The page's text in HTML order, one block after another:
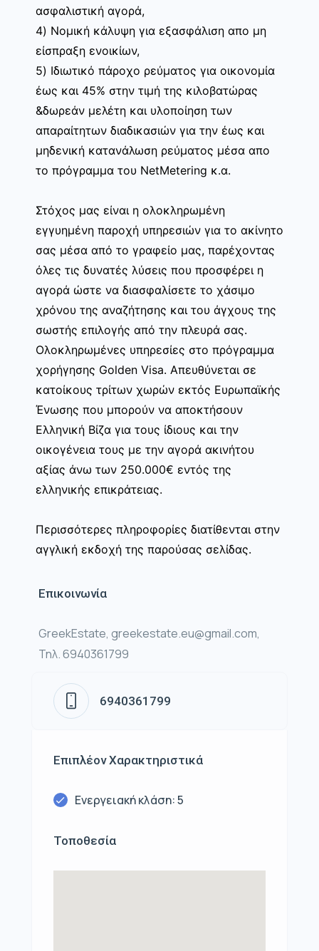
ασφαλιστική αγορά,
4) Νομική κάλυψη για εξασφάλιση απο μη
είσπραξη ενοικίων,
5) Ιδιωτικό πάροχο ρεύματος για οικονομία
έως και 45% στην τιμή της κιλοβατώρας
&δωρεάν μελέτη και υλοποίηση των
απαραίτητων διαδικασιών για την έως και
μηδενική κατανάλωση ρεύματος μέσα απο
το πρόγραμμα του NetMetering κ.α.
Στόχος μας είναι η ολοκληρωμένη
εγγυημένη παροχή υπηρεσιών για το ακίνητο
σας μέσα από το γραφείο μας, παρέχοντας
όλες τις δυνατές λύσεις που προσφέρει η
αγορά ώστε να διασφαλίσετε το χάσιμο
χρόνου της αναζήτησης και του άγχους της
σωστής επιλογής από την πλευρά σας.
Ολοκληρωμένες υπηρεσίες στο πρόγραμμα
χορήγησης Golden Visa. Απευθύνεται σε
κατοίκους τρίτων χωρών εκτός Ευρωπαϊκής
Ένωσης που μπορούν να αποκτήσουν
Ελληνική Βίζα για τους ίδιους και την
οικογένεια τους με την αγορά ακινήτου
αξίας άνω των 250.000€ εντός της
ελληνικής επικράτειας.
Περισσότερες πληροφορίες διατίθενται στην
αγγλική εκδοχή της παρούσας σελίδας.
Επικοινωνία
GreekEstate, greekestate.eu@gmail.com,
Τηλ. 6940361799
6940361799
Επιπλέον Χαρακτηριστικά
Ενεργειακή κλάση: 5
Τοποθεσία